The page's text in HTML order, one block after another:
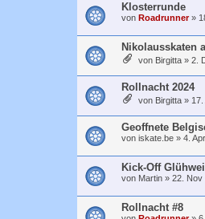
Klosterrunde
von Roadrunner»
Nikolausskaten
von Birgitta » 2.
Rollnacht 2024
von Birgitta »
Geoffnete
von iskate.be » 4.
Kick-Off
von Martin » 22. Nov
Rollnacht #8